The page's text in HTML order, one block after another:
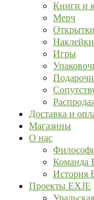
Книги и
Мерч
Открытки
Наклейки
Игры
Доставка и
Магазины
О нас
Команда
История
Проекты EXJE